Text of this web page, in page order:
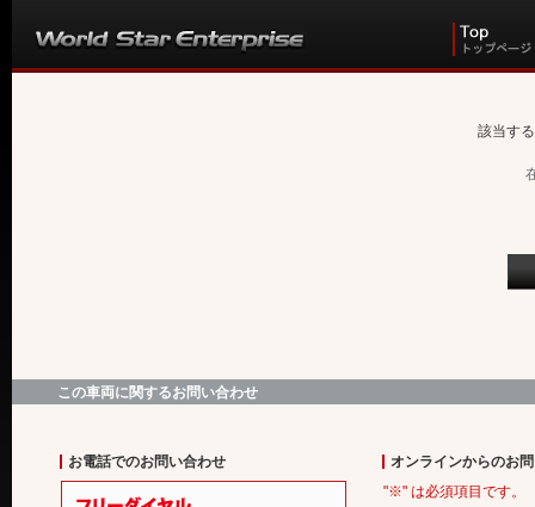
該当す
この車両に関するお問い合わせ
お電話でのお問い合わせ
オンラインからのお
"※" は必須項目です。